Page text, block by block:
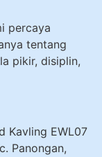
percaya
tentang
pikir, disiplin,
Kavling EWL07
Panongan,